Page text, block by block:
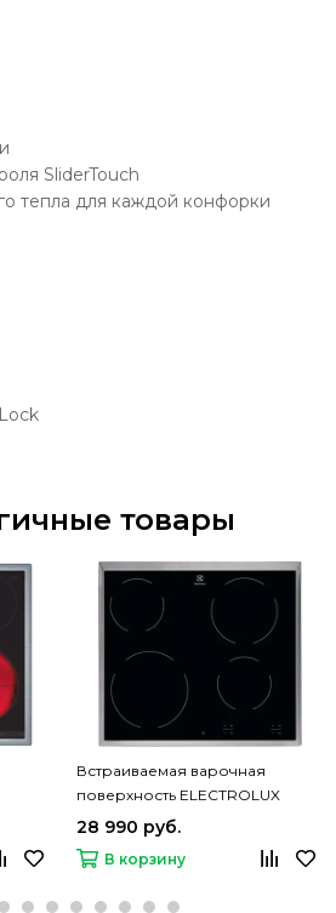
SliderTouch
тепла для каждой конфорки
товары
Встраиваемая варочная
поверхность ELECTROLUX
EHF16240XK
28 990 руб.
В корзину